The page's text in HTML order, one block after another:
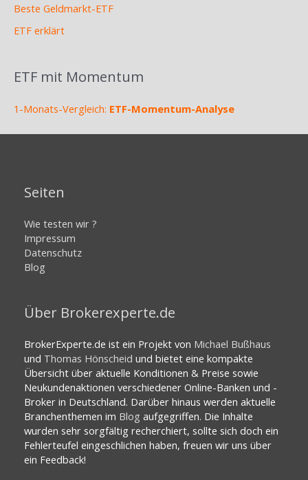
Beste Geldmarkt-ETF
ETF erklärt
ETF mit Momentum
1-Monats-Vergleich: ETF-Momentum-Analyse
Seiten
Wie testen wir ?
Impressum
Datenschutz
Blog
Über Brokerexperte.de
BrokerExperte.de ist ein Projekt von Michael Bußhaus
und Thomas Hönscheid und bietet eine kompakte
Übersicht über aktuelle Konditionen & Preise sowie
Neukundenaktionen verschiedener Online-Banken und -
Broker in Deutschland. Darüber hinaus werden aktuelle
Branchenthemen im Blog aufgegriffen. Die Inhalte
wurden sehr sorgfältig recherchiert, sollte sich doch ein
Fehlerteufel eingeschlichen haben, freuen wir uns über
ein Feedback!